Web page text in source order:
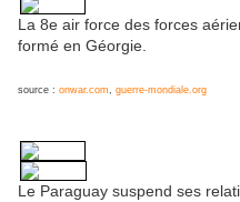
La 8e air force des forces
formé en Géorgie.
source : onwar.com, guerre-mondiale.org
Le Paraguay suspend ses